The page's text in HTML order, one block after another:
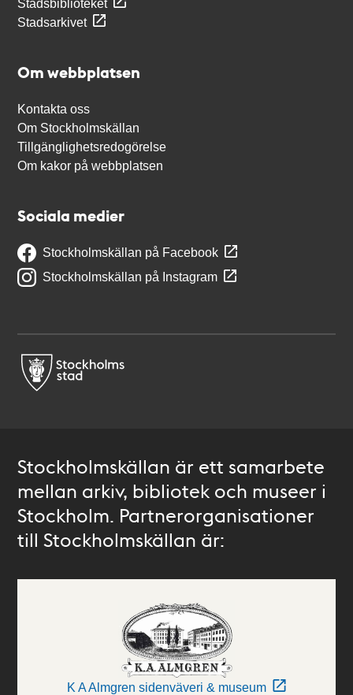
Stadsbiblioteket
Stadsarkivet
Om webbplatsen
Kontakta oss
Om Stockholmskällan
Tillgänglighetsredogörelse
Om kakor på webbplatsen
Sociala medier
Stockholmskällan på Facebook
Stockholmskällan på Instagram
Stockholmskällan är ett samarbete
mellan arkiv, bibliotek och museer i
Stockholm. Partnerorganisationer
till Stockholmskällan är:
K A Almgren sidenväveri & museum